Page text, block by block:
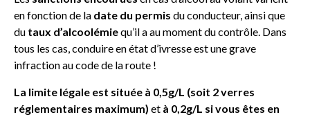
en fonction de la date du permis du conducteur, ainsi que
du taux d’alcoolémiequ’il a au moment du contrôle. Dans
tous les cas, conduire en état d’ivresse est une grave
infraction au code de la route !
La limite légale est située à 0,5g/L (soit 2 verres
réglementaires maximum) et à 0,2g/L si vous êtes en